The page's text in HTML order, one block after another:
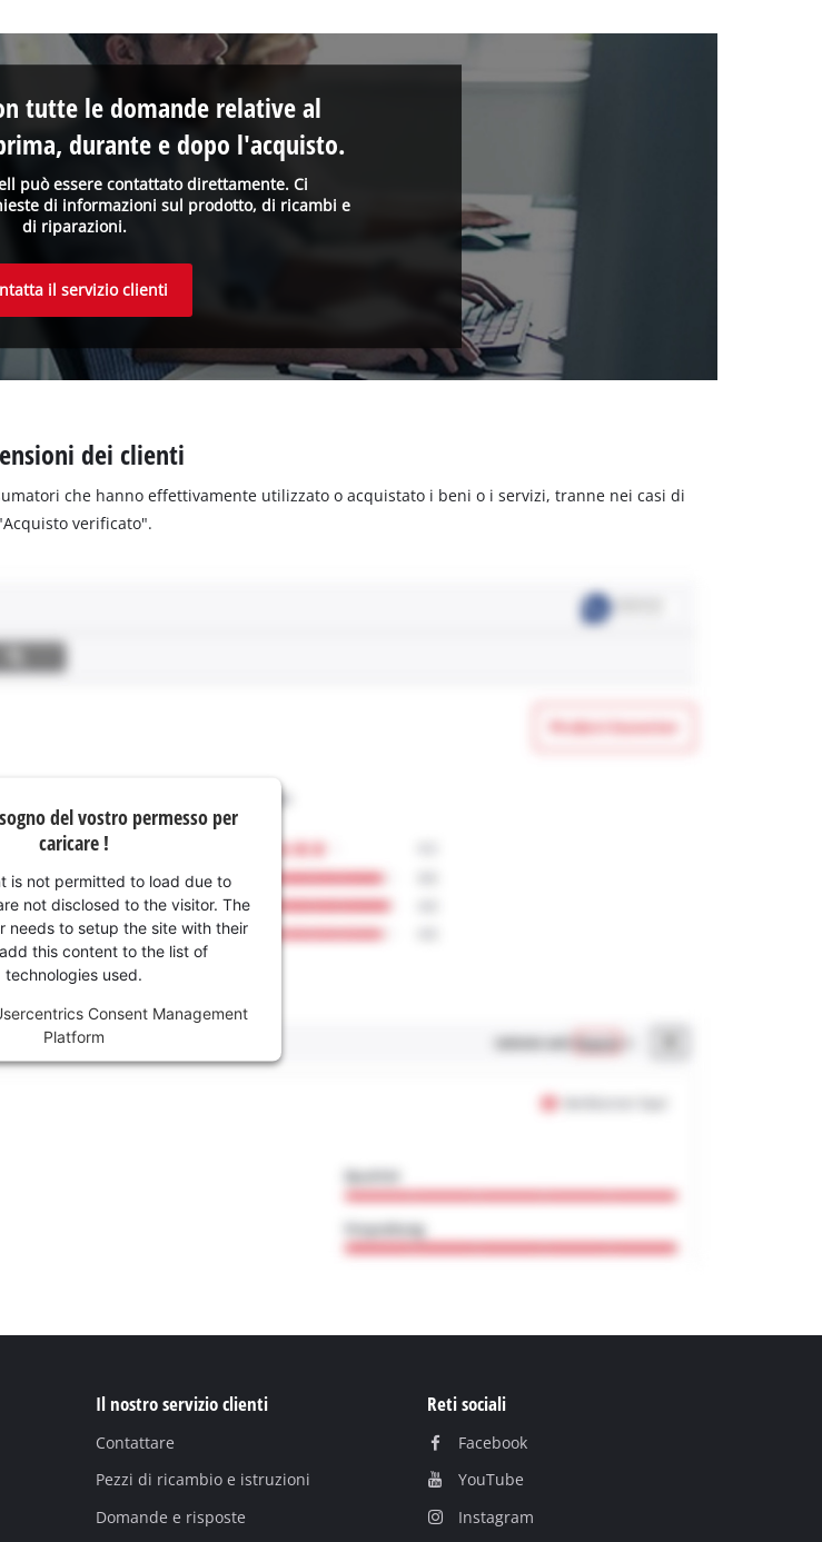
Platform
può essere contattato direttamente. Ci
di informazioni sul prodotto, di ricambi e
di riparazioni.
tutte le domande relative al
durante e dopo l'acquisto.
il servizio clienti
dei clienti
che hanno effettivamente utilizzato o acquistato i beni o i servizi, tranne nei casi di
verificato".
del vostro permesso per
caricare !
is not permitted to load due to
not disclosed to the visitor. The
needs to setup the site with their
this content to the list of
technologies used.
Consent Management
Platform
Il nostro servizio clienti
Contattare
Pezzi di ricambio e istruzioni
Domande e risposte
Reti sociali
Facebook
YouTube
Instagram